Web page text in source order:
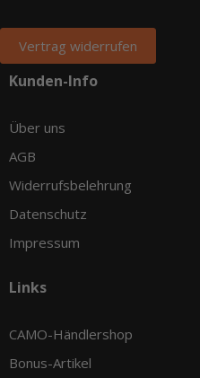
Vertrag widerrufen
Kunden-Info
Über uns
AGB
Widerrufsbelehrung
Datenschutz
Impressum
Links
CAMO-Händlershop
Bonus-Artikel